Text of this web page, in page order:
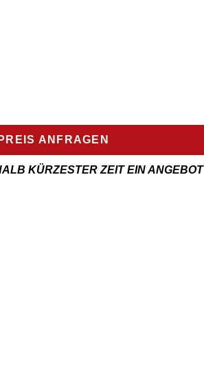
ANFRAGEN
KÜRZESTER ZEIT EIN ANGEBOT